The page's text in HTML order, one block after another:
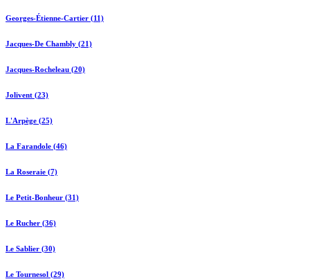
Georges-Étienne-Cartier (11)
Jacques-De Chambly (21)
Jacques-Rocheleau (20)
Jolivent (23)
L'Arpège (25)
La Farandole (46)
La Roseraie (7)
Le Petit-Bonheur (31)
Le Rucher (36)
Le Sablier (30)
Le Tournesol (29)